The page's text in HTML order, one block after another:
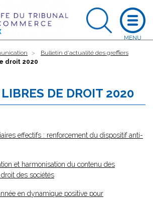
Bulletin d'actualité des greffiers
droit 2020
DE DROIT 2020
effectifs : renforcement du dispositif anti-
et harmonisation du contenu des
des sociétés
en dynamique positive pour